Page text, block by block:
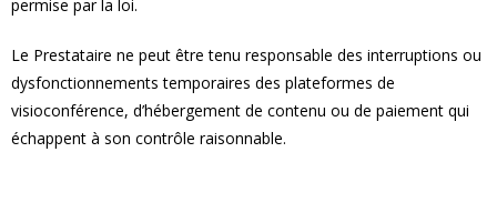
permise par la loi.
Le Prestataire ne peut être tenu responsable des interruptions ou
dysfonctionnements temporaires des plateformes de
visioconférence, d’hébergement de contenu ou de paiement qui
échappent à son contrôle raisonnable.